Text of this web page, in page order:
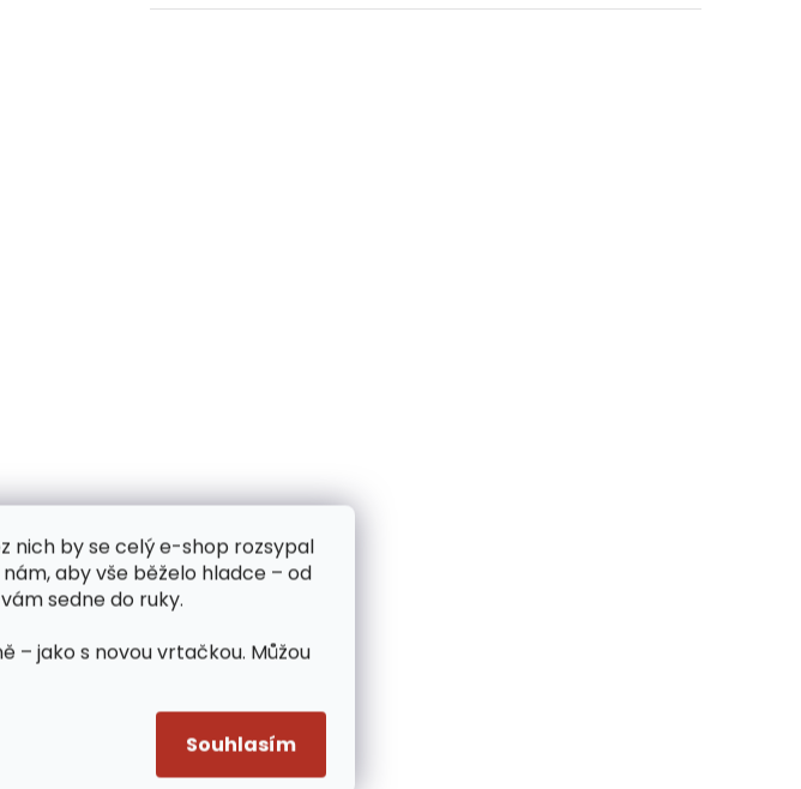
nich by se celý e-shop rozsypal
aby vše běželo hladce – od
sedne do ruky.
– jako s novou vrtačkou. Můžou
Souhlasím